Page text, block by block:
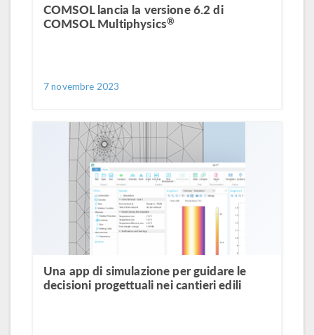
COMSOL lancia la versione 6.2 di
COMSOL Multiphysics®
7 novembre 2023
Una app di simulazione per guidare le
decisioni progettuali nei cantieri edili